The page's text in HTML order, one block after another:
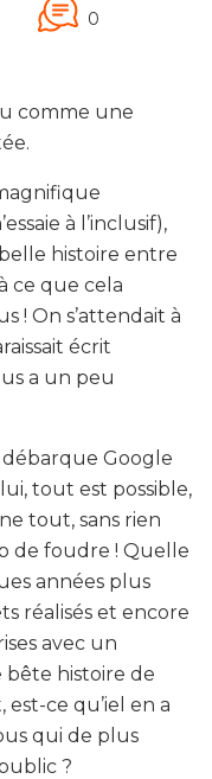
0
comme une
à l’inclusif),
histoire entre
ce que cela
! On s’attendait à
écrit
a un peu
Google
tout est possible,
tout, sans rien
de foudre ! Quelle
années plus
réalisés et encore
avec un
histoire de
ce qu’iel en a
qui de plus
?